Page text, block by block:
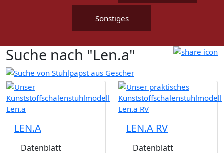
Sonstiges
Suche nach "Len.a"
LEN.A
Datenblatt
LEN.A RV
Datenblatt